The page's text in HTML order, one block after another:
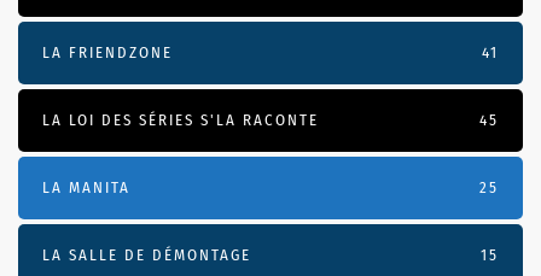
LA FRIENDZONE 41
LA LOI DES SÉRIES S'LA RACONTE 45
LA MANITA 25
LA SALLE DE DÉMONTAGE 15